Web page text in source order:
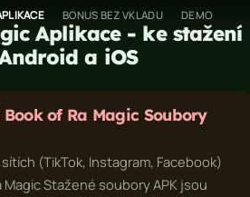
BONUS BEZ VKLADU DEMO
Aplikace - ke stažení
a iOS
Book of Ra Magic Soubory
(TikTok, Instagram, Facebook)
MagicStažené soubory APK jsou